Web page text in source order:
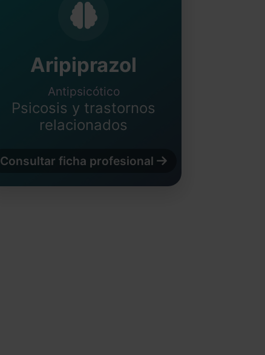
Aripiprazol
Antipsicótico
Psicosis y trastornos
relacionados
Consultar ficha profesional